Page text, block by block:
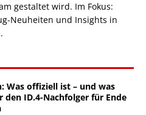
gestaltet wird. Im Fokus:
Neuheiten und Insights in
Was offiziell ist – und was
den ID.4-Nachfolger für Ende